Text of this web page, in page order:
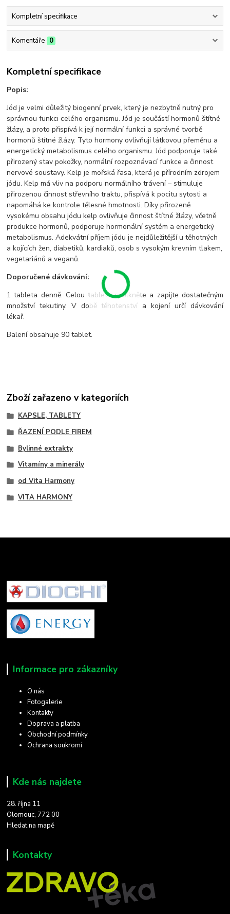
Kompletní specifikace
Komentáře 0
Kompletní specifikace
Popis:
Jód je velmi důležitý biogenní prvek, který je nezbytně nutný pro
správnou funkci celého organismu. Jód je součástí hormonů štítné
žlázy, a proto přispívá k její normální funkci a správné tvorbě
hormonů štítné žlázy. Tyto hormony ovlivňují látkovou přeměnu a
energetický metabolismus celého organismu. Jód podporuje také
přirozený stav pokožky, normální rozpoznávací funkce a činnost
nervové soustavy. Kelp je mořská řasa, která je přírodním zdrojem
jódu. Kelp má vliv na podporu normálního trávení – stimuluje
přirozenou činnost střevního traktu, přispívá k pocitu sytosti a
napomáhá ke kontrole tělesné hmotnosti. Díky přirozeně
vysokému obsahu jódu kelp ovlivňuje činnost štítné žlázy, včetně
produkce hormonů, podporuje hormonální systém a energetický
metabolismus. Adekvátní příjem jódu je nejdůležitější u těhotných
a kojících žen, diabetiků, kardiaků, osob s vysokým krevním tlakem,
vegetariánů a veganů.
Doporučené dávkování:
1 tableta denně. Celou tabletu spolkněte a zapijte dostatečným
množství tekutiny. V době těhotenství a kojení určí dávkování
lékař.
Balení obsahuje 90 tablet.
Zboží zařazeno v kategoriích
KAPSLE, TABLETY
ŘAZENÍ PODLE FIREM
Bylinné extrakty
Vitamíny a minerály
od Vita Harmony
VITA HARMONY
Informace pro zákazníky
O nás
Fotogalerie
Kontakty
Doprava a platba
Obchodní podmínky
Ochrana soukromí
Kde nás najdete
28. října 11
Olomouc, 772 00
Hledat na mapě
Kontakty